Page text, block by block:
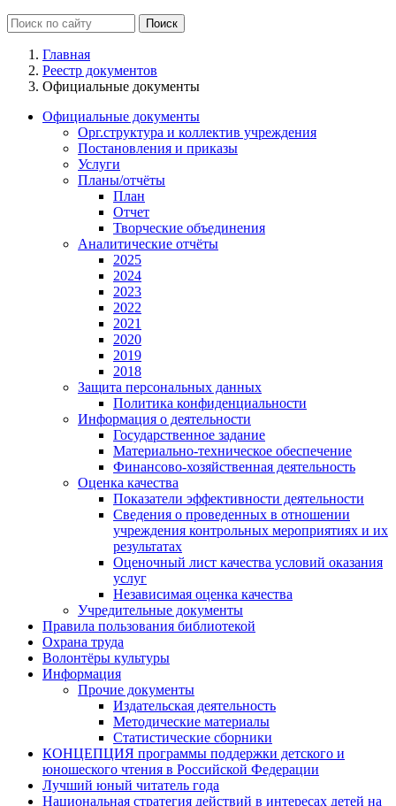
Главная
Реестр документов
Официальные документы
Официальные документы
Орг.структура и коллектив учреждения
Постановления и приказы
Услуги
Планы/отчёты
План
Отчет
Творческие объединения
Аналитические отчёты
2025
2024
2023
2022
2021
2020
2019
2018
Защита персональных данных
Политика конфиденциальности
Информация о деятельности
Государственное задание
Материально-техническое обеспечение
Финансово-хозяйственная деятельность
Оценка качества
Показатели эффективности деятельности
Сведения о проведенных в отношении
учреждения контрольных мероприятиях и их
результатах
Оценочный лист качества условий оказания
услуг
Независимая оценка качества
Учредительные документы
Правила пользования библиотекой
Охрана труда
Волонтёры культуры
Информация
Прочие документы
Издательская деятельность
Методические материалы
Статистические сборники
КОНЦЕПЦИЯ программы поддержки детского и
юношеского чтения в Российской Федерации
Лучший юный читатель года
Национальная стратегия действий в интересах детей на